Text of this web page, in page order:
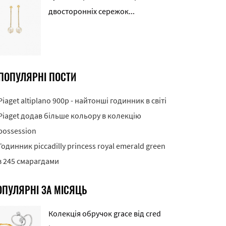
двосторонніх сережок...
ПОСТИ
altiplano 900p - найтонші годинник в світі
додав більше кольору в колекцію
piccadilly princess royal emerald green
245 смарагдами
ЗА МІСЯЦЬ
Колекція обручок grace від cred